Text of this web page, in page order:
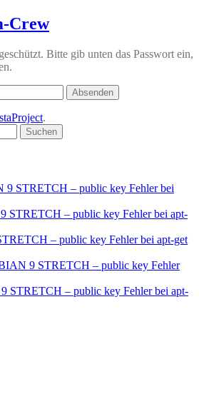
Crew
Bitte gib unten das Passwort ein,
.
9 STRETCH – public key Fehler bei
STRETCH – public key Fehler bei apt-
– public key Fehler bei apt-get
9 STRETCH – public key Fehler
STRETCH – public key Fehler bei apt-